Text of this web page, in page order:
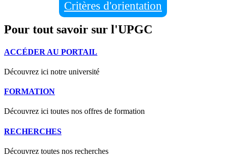
Critères d'orientation
Pour tout savoir sur l'UPGC
ACCÉDER AU PORTAIL
Découvrez ici notre université
FORMATION
Découvrez ici toutes nos offres de formation
RECHERCHES
Découvrez toutes nos recherches